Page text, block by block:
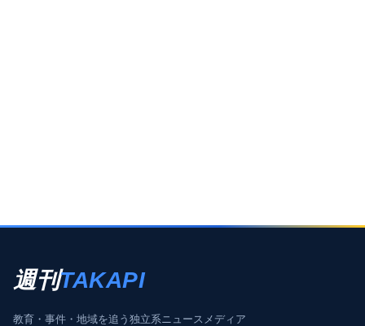
週刊TAKAPI
教育・事件・地域を追う独立系ニュースメディア